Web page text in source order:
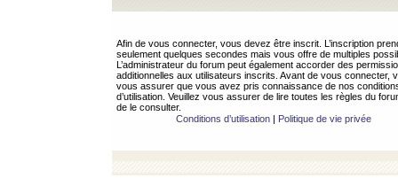
Afin de vous connecter, vous devez être inscrit. L’inscription
seulement quelques secondes mais vous offre de multiples
L’administrateur du forum peut également accorder des
additionnelles aux utilisateurs inscrits. Avant de vous connecter,
vous assurer que vous avez pris connaissance de nos
d’utilisation. Veuillez vous assurer de lire toutes les règles du
de le consulter.
Conditions d’utilisation| Politique de vie privée